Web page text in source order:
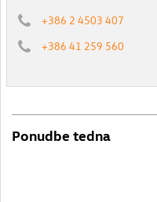
+386 2 4503 407
+386 41 259 560
Ponudbe tedna